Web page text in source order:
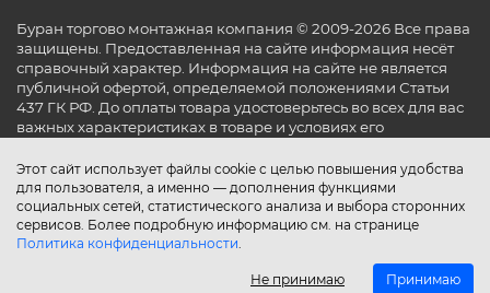
Этот сайт использует файлы cookie с целью повышения удобства
для пользователя, а именно — дополнения функциями
социальных сетей, статистического анализа и выбора сторонних
сервисов. Более подробную информацию см. на странице
Политика конфиденциальности.
Не принимаю Принимаю
Буран торгово монтажная компания © 2009-2026 Все права
защищены. Предоставленная на сайте информация несёт
справочный характер. Информация на сайте не является
публичной офертой, определяемой положениями Статьи
437 ГК РФ. До оплаты товара удостоверьтесь во всех для вас
важных характеристиках в товаре и условиях его